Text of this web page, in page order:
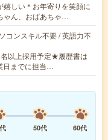
嬉しい＊お年寄りを笑顔に
ゃん、おばあちゃ…
コンスキル不要 / 英語力不
以上採用予定★履歴書は
日までに担当…
50代
60代